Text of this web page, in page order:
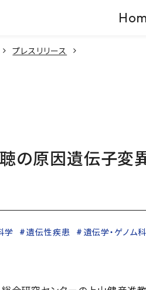
プレスリリース
の原因遺伝子変
学 遺伝性疾患 遺伝学・ゲノム